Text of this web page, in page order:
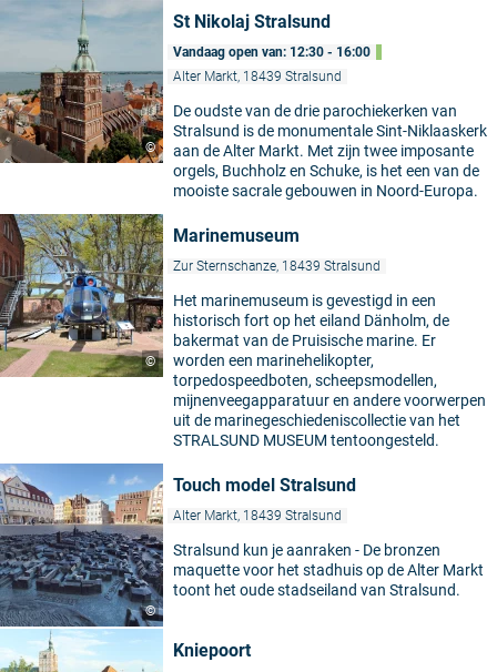
©
St Nikolaj Stralsund
Vandaag open van: 12:30 - 16:00
Alter Markt, 18439 Stralsund
De oudste van de drie parochiekerken van
Stralsund is de monumentale Sint-Niklaaskerk
aan de Alter Markt. Met zijn twee imposante
orgels, Buchholz en Schuke, is het een van de
mooiste sacrale gebouwen in Noord-Europa.
©
Marinemuseum
Zur Sternschanze, 18439 Stralsund
Het marinemuseum is gevestigd in een
historisch fort op het eiland Dänholm, de
bakermat van de Pruisische marine. Er
worden een marinehelikopter,
torpedospeedboten, scheepsmodellen,
mijnenveegapparatuur en andere voorwerpen
uit de marinegeschiedeniscollectie van het
STRALSUND MUSEUM tentoongesteld.
©
Touch model Stralsund
Alter Markt, 18439 Stralsund
Stralsund kun je aanraken - De bronzen
maquette voor het stadhuis op de Alter Markt
toont het oude stadseiland van Stralsund.
Kniepoort